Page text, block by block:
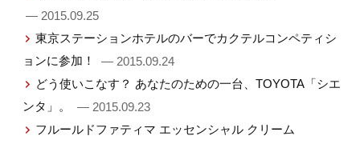
— 2015.09.25
東京ステーションホテルのバーでカクテルコンペティシ
ョンに参加！
— 2015.09.24
どう使いこなす？ あなたのための一台、TOYOTA「シエ
ンタ」。
— 2015.09.23
フルールドファティマ エッセンシャル クリーム